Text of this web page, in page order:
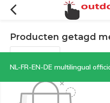
NL-FR-EN-DE multilingual official
Producten getagd
Filters